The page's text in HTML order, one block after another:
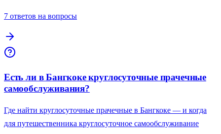
7 ответов на вопросы
Есть ли в Бангкоке круглосуточные прачечные
самообслуживания?
Где найти круглосуточные прачечные в Бангкоке — и когда
для путешественника круглосуточное самообслуживание